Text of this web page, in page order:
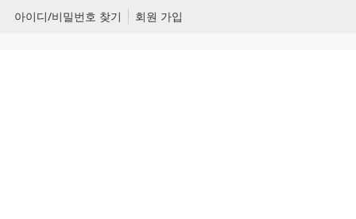
아이디/비밀번호 찾기 회원 가입